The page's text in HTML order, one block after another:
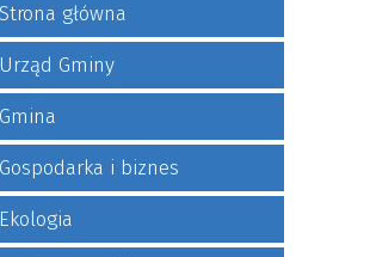
Strona główna
Urząd Gminy
Gmina
Gospodarka i biznes
Ekologia